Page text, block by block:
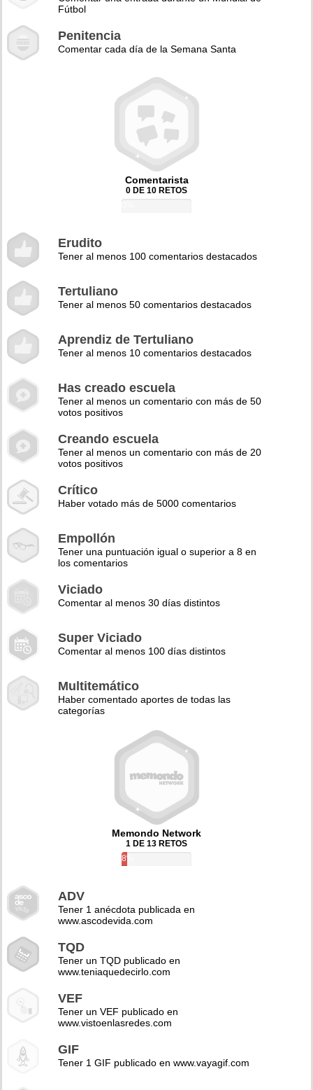
Fútbol
Penitencia
Comentar cada día de la Semana Santa
Comentarista
0 DE 10 RETOS
Erudito
Tener al menos 100 comentarios destacados
Tertuliano
Tener al menos 50 comentarios destacados
Aprendiz de Tertuliano
Tener al menos 10 comentarios destacados
Has creado escuela
Tener al menos un comentario con más de 50
votos positivos
Creando escuela
Tener al menos un comentario con más de 20
votos positivos
Crítico
Haber votado más de 5000 comentarios
Empollón
Tener una puntuación igual o superior a 8 en
los comentarios
Viciado
Comentar al menos 30 días distintos
Super Viciado
Comentar al menos 100 días distintos
Multitemático
Haber comentado aportes de todas las
categorías
Memondo Network
1 DE 13 RETOS
8%
ADV
Tener 1 anécdota publicada en
www.ascodevida.com
TQD
Tener un TQD publicado en
www.teniaquedecirlo.com
VEF
Tener un VEF publicado en
www.vistoenlasredes.com
GIF
Tener 1 GIF publicado en www.vayagif.com